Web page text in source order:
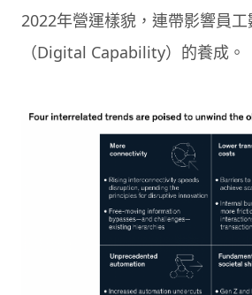
2022年營運樣貌，連帶影響員
（Digital Capability）的養成。